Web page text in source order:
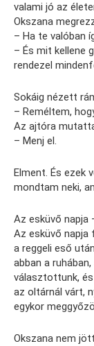
valami jó az
Okszana
– Ha te valóban
– És mit kellene
rendezel
Sokáig nézett
– Reméltem,
Az ajtóra
– Menj el.
Elment. És ezek
mondtam neki,
Az esküvő napja
Az esküvő napja
a reggeli eső
abban a
választottunk,
az oltárnál várt,
egykor
Okszana nem